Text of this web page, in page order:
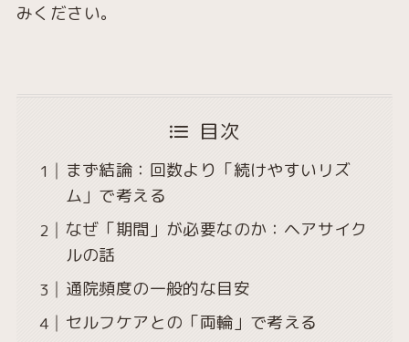
みください。
目次
まず結論：回数より「続けやすいリズ
ム」で考える
なぜ「期間」が必要なのか：ヘアサイク
ルの話
通院頻度の一般的な目安
セルフケアとの「両輪」で考える